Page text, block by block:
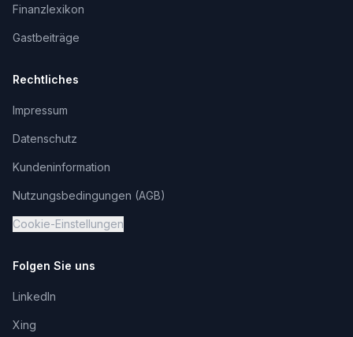
Finanzlexikon
Gastbeiträge
Rechtliches
Impressum
Datenschutz
Kundeninformation
Nutzungsbedingungen (AGB)
Cookie-Einstellungen
Folgen Sie uns
LinkedIn
Xing